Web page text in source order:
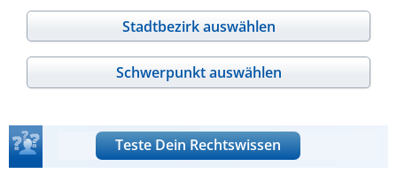
Stadtbezirk auswählen
Schwerpunkt auswählen
Teste Dein Rechtswissen